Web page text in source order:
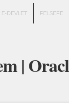
E-DEVLET FELSEFE